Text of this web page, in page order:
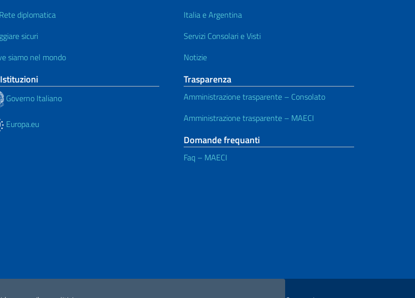
diplomatica
sicuri
siamo nel mondo
Governo Italiano
Europa.eu
Italia e Argentina
Servizi Consolari e Visti
Notizie
Trasparenza
Amministrazione trasparente – Consolato
Amministrazione trasparente – MAECI
Domande frequanti
Faq – MAECI